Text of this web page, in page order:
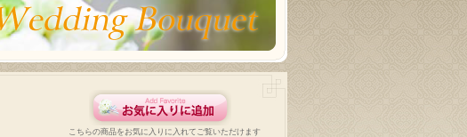
こちらの商品をお気に入りに入れてご覧いただけます